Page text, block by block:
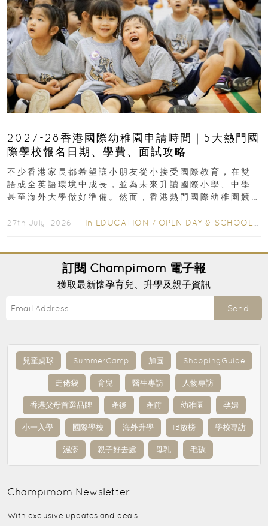
2027-28香港國際幼稚園申請時間｜5大熱門國
際學校報名日期、學費、面試攻略
不少香港家長都希望讓小朋友從小接受國際教育，在雙
語或全英語環境中成長，並為未來升讀國際小學、中學
甚至海外大學做好準備。然而，香港熱門國際幼稚園競
27th July, 2026 ｜ In EDUCATION / OPEN DAY & SCHOOL EVENTS
訂閱 Champimom 電子報
獲取最新懷孕育兒、升學及親子資訊
Send
兒童桌球 SummerCamp 加固 ShoppingGuide
走佬袋 育兒 醫生專訪 人物專訪
香港父母首選品牌 產後 產前 幼稚園 孕婦
小一入學 國際學校 海外升學 IB放榜 學校專訪
濕疹 親子好去處 母乳 毛孩
Champimom Newsletter
With exclusive updates and deals